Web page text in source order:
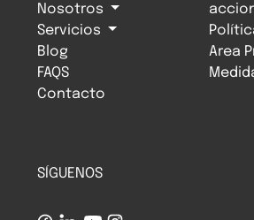
Nosotros
Servicios
Blog
FAQS
Contacto
Area
SÍGUENOS